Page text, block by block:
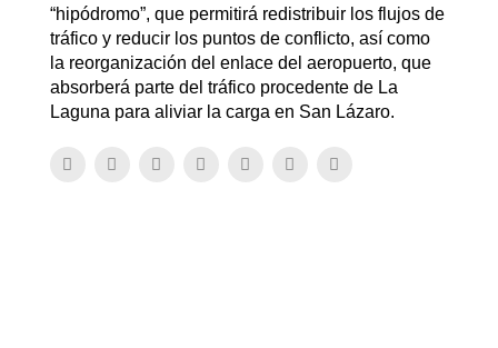
“hipódromo”, que permitirá redistribuir los flujos de
tráfico y reducir los puntos de conflicto, así como
la reorganización del enlace del aeropuerto, que
absorberá parte del tráfico procedente de La
Laguna para aliviar la carga en San Lázaro.